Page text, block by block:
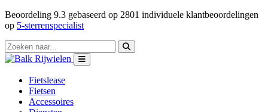
Beoordeling 9.3 gebaseerd op 2801 individuele klantbeoordelingen
op 5-sterrenspecialist
Fietslease
Fietsen
Accessoires